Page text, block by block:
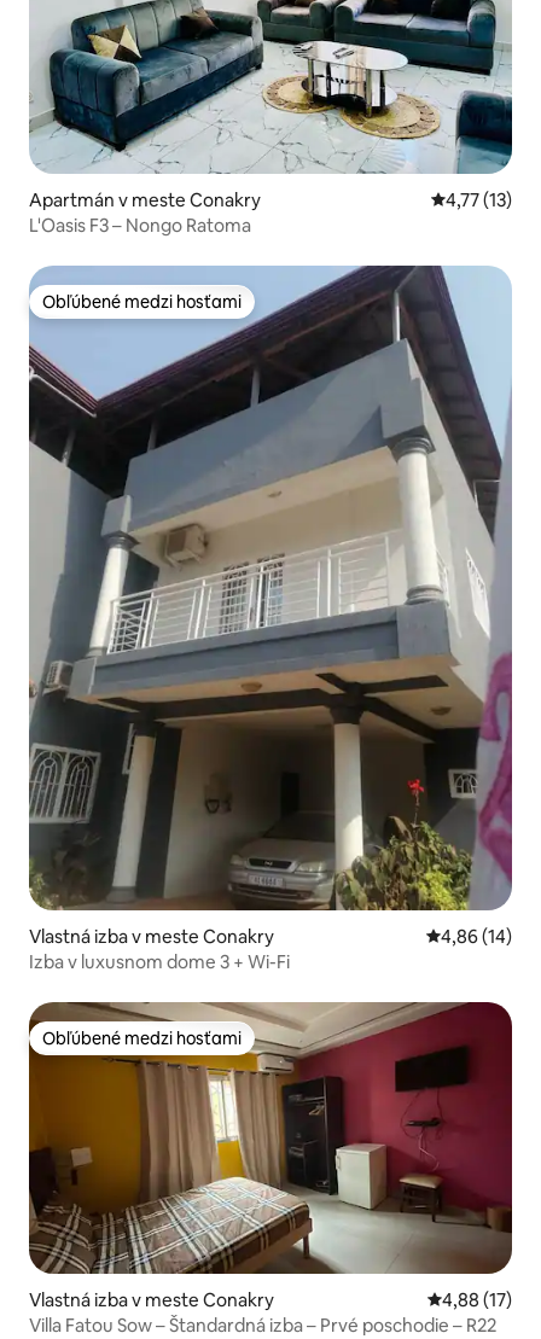
Apartmán v meste Conakry Priemerné
4,77 (13)
L'Oasis F3 – Nongo Ratoma
Obľúbené medzi hosťami
Obľúbené medzi hosťami
Vlastná izba v meste Conakry Priemerné
4,86 (14)
Izba v luxusnom dome 3 + Wi-Fi
Obľúbené medzi hosťami
Obľúbené medzi hosťami
Vlastná izba v meste Conakry Priemerné
4,88 (17)
Villa Fatou Sow – Štandardná izba – Prvé poschodie – R22